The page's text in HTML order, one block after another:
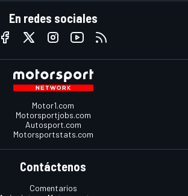
En redes sociales
Motor1.com
Motorsportjobs.com
Autosport.com
Motorsportstats.com
Contáctenos
Comentarios